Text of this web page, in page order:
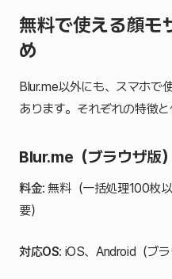
無料で使える顔モ
め
Blur.me以外にも、スマホで
あります。それぞれの特徴と
Blur.me（ブラウザ版
料金: 無料（一括処理100枚
要）
対応OS: iOS、Android（ブラ